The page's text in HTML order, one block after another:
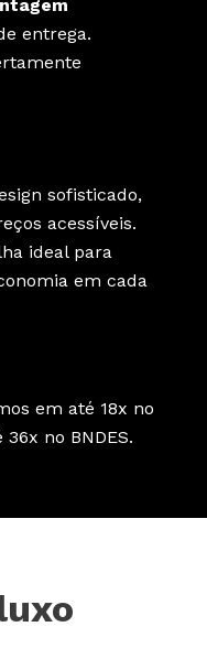
entrega.
sofisticado,
acessíveis.
ideal para
em cada
em até 18x no
no BNDES.